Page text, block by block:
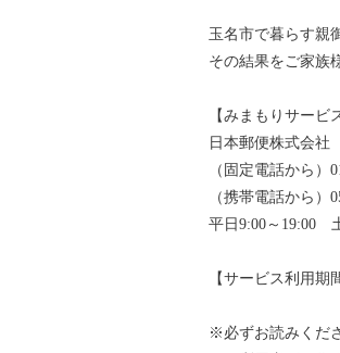
玉名市で暮らす親
その結果をご家族
【みまもりサービ
日本郵便株式会社
（固定電話から）
（携帯電話から）
平日9:00～19:00
【サービス利用
※必ずお読みくだ